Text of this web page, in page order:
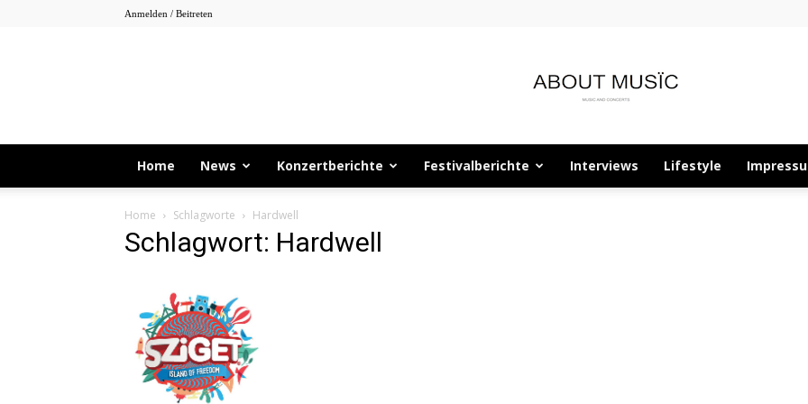
Anmelden / Beitreten
About
Home News Konzertberichte Festivalberichte Interviews Lifestyle
Home Schlagworte Hardwell
Schlagwort: Hardwell